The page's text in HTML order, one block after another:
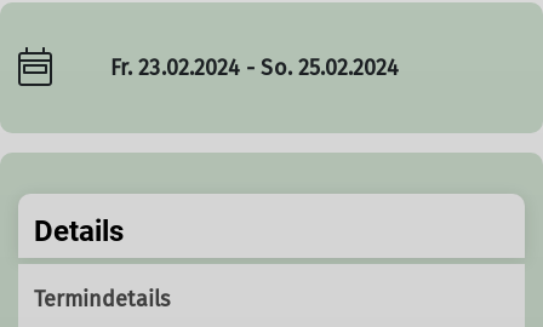
Fr. 23.02.2024 - So. 25.02.2024
Details
Termindetails